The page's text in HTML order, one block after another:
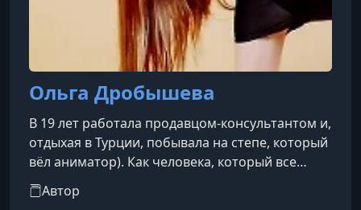
Ольга Дробышева
В 19 лет работала продавцом-консультантом и,
отдыхая в Турции, побывала на степе, который
вёл аниматор). Как человека, который все
детство занимался танцами, меня привлекла
видимая простота работы и свободный
Автор